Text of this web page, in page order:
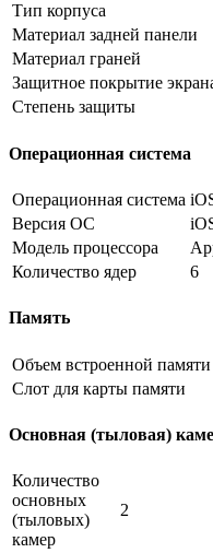
Тип корпуса
Материал задней панели
Материал граней
Защитное покрытие
Степень защиты
Операционная система
Операционная система
Версия ОС
Модель процессора
Количество ядер
6
Память
Объем встроенной памяти
Слот для карты памяти
Основная (тыловая)
Количество
основных
(тыловых)
камер
2